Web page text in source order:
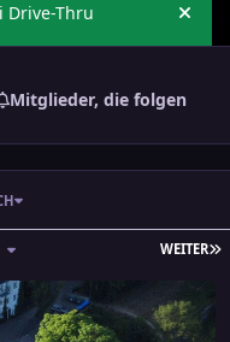
Drive-Thru
Mitglieder, die folgen
WEITER